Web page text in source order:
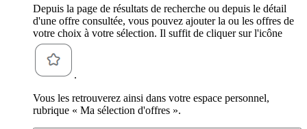
Depuis la page de résultats de recherche ou depuis le détail
d'une offre consultée, vous pouvez ajouter la ou les offres de
votre choix à votre sélection. Il suffit de cliquer sur l'icône
.
Vous les retrouverez ainsi dans votre espace personnel,
rubrique « Ma sélection d'offres ».